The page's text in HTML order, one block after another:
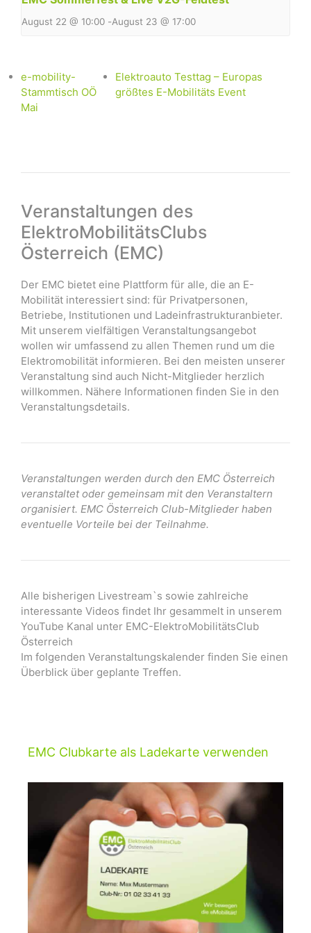
August 22 @ 10:00 -August 23 @ 17:00
e-mobility-
Stammtisch OÖ
Mai
Elektroauto Testtag – Europas
größtes E-Mobilitäts Event
Veranstaltungen des
ElektroMobilitätsClubs
Österreich (EMC)
Der EMC bietet eine Plattform für alle, die an E-
Mobilität interessiert sind: für Privatpersonen,
Betriebe, Institutionen und Ladeinfrastrukturanbieter.
Mit unserem vielfältigen Veranstaltungsangebot
wollen wir umfassend zu allen Themen rund um die
Elektromobilität informieren. Bei den meisten unserer
Veranstaltung sind auch Nicht-Mitglieder herzlich
willkommen. Nähere Informationen finden Sie in den
Veranstaltungsdetails.
Veranstaltungen werden durch den EMC Österreich
veranstaltet oder gemeinsam mit den Veranstaltern
organisiert. EMC Österreich Club-Mitglieder haben
eventuelle Vorteile bei der Teilnahme.
Alle bisherigen Livestream`s sowie zahlreiche
interessante Videos findet Ihr gesammelt in unserem
YouTube Kanal unter EMC-ElektroMobilitätsClub
Österreich
Im folgenden Veranstaltungskalender finden Sie einen
Überblick über geplante Treffen.
EMC Clubkarte als Ladekarte verwenden